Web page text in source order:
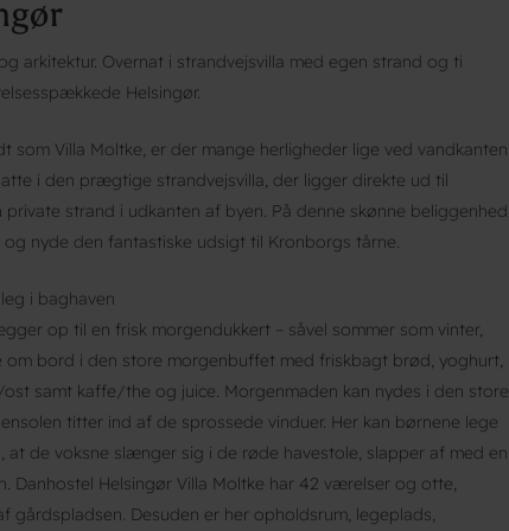
arkitektur. Overnat i strandvejsvilla med egen strand og ti
Helsingør.
som Villa Moltke, er der mange herligheder lige ved vandkanten
i den prægtige strandvejsvilla, der ligger direkte ud til
strand i udkanten af byen. På denne skønne beliggenhed
nyde den fantastiske udsigt til Kronborgs tårne.
i baghaven
op til en frisk morgendukkert – såvel sommer som vinter,
bord i den store morgenbuffet med friskbagt brød, yoghurt,
samt kaffe/the og juice. Morgenmaden kan nydes i den store
titter ind af de sprossede vinduer. Her kan børnene lege
at de voksne slænger sig i de røde havestole, slapper af med en
Danhostel Helsingør Villa Moltke har 42 værelser og otte,
gårdspladsen. Desuden er her opholdsrum, legeplads,